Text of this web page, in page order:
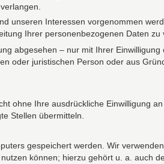
unseren Interessen vorgenommen
Ihrer personenbezogenen Daten zu
abgesehen – nur mit Ihrer Einwilligung
oder juristischen Person oder aus
ohne Ihre ausdrückliche Einwilligung
Stellen übermitteln.
gespeichert werden. Wir
können; hierzu gehört u. a. auch